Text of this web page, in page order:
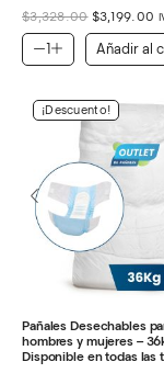
$3,328.00 El
precio
original
era:
$3,199.00 El
Añadir al
¡Descuento!
Pañales Desechables
hombres y mujeres –
Disponible en todas las